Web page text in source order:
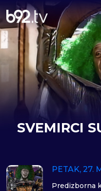
SVEMIRCI
PETAK, 27.
Predizborna